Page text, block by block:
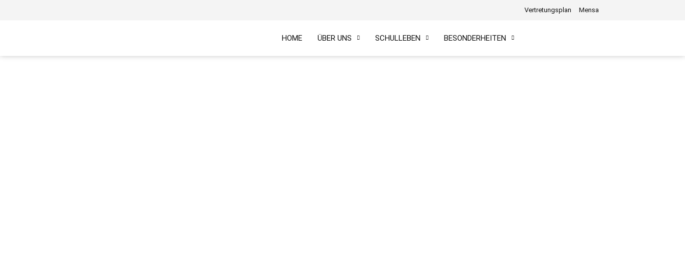
Vertretungsplan Mensa
HOME ÜBER UNS SCHULLEBEN BESONDERHEITEN